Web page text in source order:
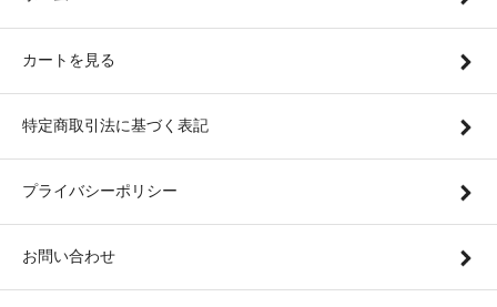
カートを見る
特定商取引法に基づく表記
プライバシーポリシー
お問い合わせ